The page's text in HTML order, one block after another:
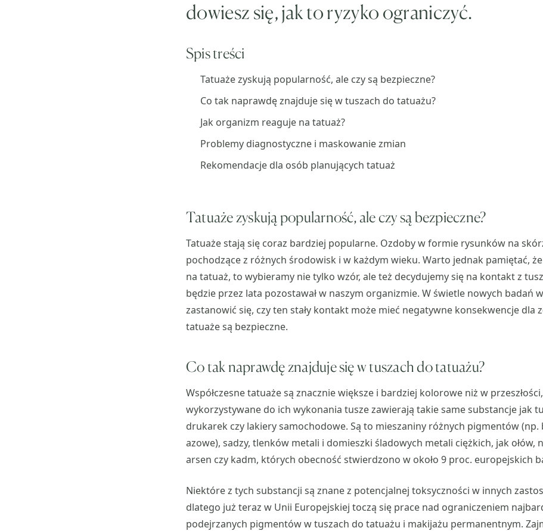
dowiesz się, jak to ryzyko ograniczyć.
Spis treści
Tatuaże zyskują popularność, ale czy są bezpieczne?
Co tak naprawdę znajduje się w tuszach do tatuażu?
Jak organizm reaguje na tatuaż?
Problemy diagnostyczne i maskowanie zmian
Rekomendacje dla osób planujących tatuaż
Tatuaże zyskują popularność, ale czy są bezpieczne?
Tatuaże stają się coraz bardziej popularne. Ozdoby w formie rysunków na
pochodzące z różnych środowisk i w każdym wieku. Warto jednak pamiętać,
na tatuaż, to wybieramy nie tylko wzór, ale też decydujemy się na kontakt z
będzie przez lata pozostawał w naszym organizmie. W świetle nowych badań
zastanowić się, czy ten stały kontakt może mieć negatywne konsekwencje dla
tatuaże są bezpieczne.
Co tak naprawdę znajduje się w tuszach do tatuażu?
Współczesne tatuaże są znacznie większe i bardziej kolorowe niż w
wykorzystywane do ich wykonania tusze zawierają takie same substancje jak
drukarek czy lakiery samochodowe. Są to mieszaniny różnych pigmentów (np.
azowe), sadzy, tlenków metali i domieszki śladowych metali ciężkich, jak ołów,
arsen czy kadm, których obecność stwierdzono w około 9 proc. europejskich
Niektóre z tych substancji są znane z potencjalnej toksyczności w innych
dlatego już teraz w Unii Europejskiej toczą się prace nad ograniczeniem
podejrzanych pigmentów w tuszach do tatuażu i makijażu permanentnym.